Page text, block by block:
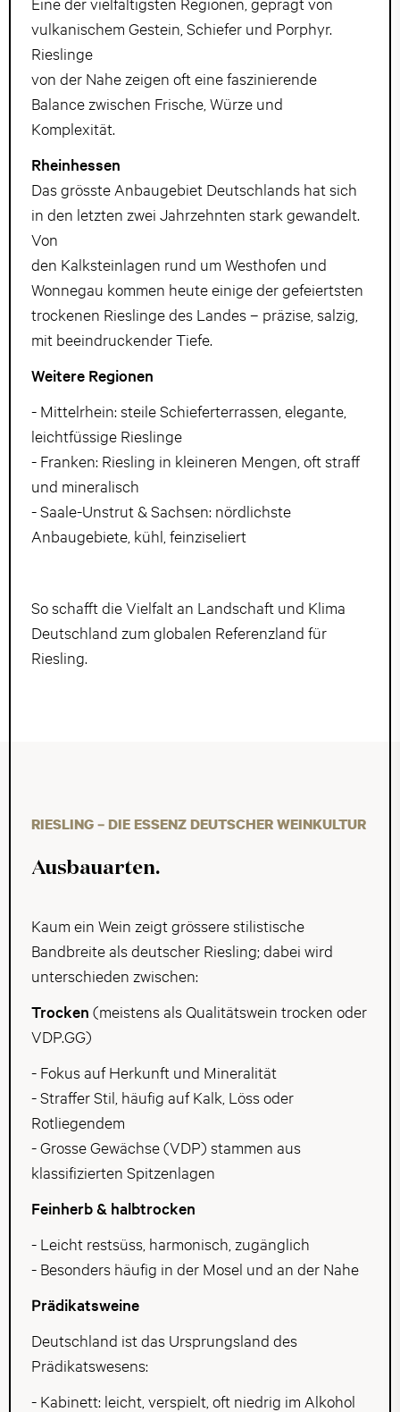
vulkanischem Gestein, Schiefer und Porphyr.
Rieslinge
von der Nahe zeigen oft eine faszinierende
Balance zwischen Frische, Würze und
Komplexität.
Rheinhessen
Das grösste Anbaugebiet Deutschlands hat sich
in den letzten zwei Jahrzehnten stark gewandelt.
Von
den Kalksteinlagen rund um Westhofen und
Wonnegau kommen heute einige der gefeiertsten
trockenen Rieslinge des Landes – präzise, salzig,
mit beeindruckender Tiefe.
Weitere Regionen
- Mittelrhein: steile Schieferterrassen, elegante,
leichtfüssige Rieslinge
- Franken: Riesling in kleineren Mengen, oft straff
und mineralisch
- Saale-Unstrut & Sachsen: nördlichste
Anbaugebiete, kühl, feinziseliert
So schafft die Vielfalt an Landschaft und Klima
Deutschland zum globalen Referenzland für
Riesling.
RIESLING – DIE ESSENZ DEUTSCHER WEINKULTUR
Ausbauarten.
Kaum ein Wein zeigt grössere stilistische
Bandbreite als deutscher Riesling; dabei wird
unterschieden zwischen:
Trocken (meistens als Qualitätswein trocken oder
VDP.GG)
- Fokus auf Herkunft und Mineralität
- Straffer Stil, häufig auf Kalk, Löss oder
Rotliegendem
- Grosse Gewächse (VDP) stammen aus
klassifizierten Spitzenlagen
Feinherb & halbtrocken
- Leicht restsüss, harmonisch, zugänglich
- Besonders häufig in der Mosel und an der Nahe
Prädikatsweine
Deutschland ist das Ursprungsland des
Prädikatswesens:
- Kabinett: leicht, verspielt, oft niedrig im Alkohol